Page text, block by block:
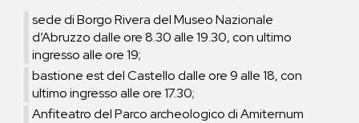
sede di Borgo Rivera del Museo Nazionale
d’Abruzzo dalle ore 8.30 alle 19.30, con ultimo
ingresso alle ore 19;
bastione est del Castello dalle ore 9 alle 18, con
ultimo ingresso alle ore 17.30;
Anfiteatro del Parco archeologico di Amiternum